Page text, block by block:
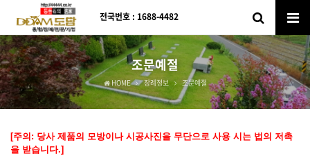
전국번호 : 1688-4482
조문예절
HOME 장례정보 조문예절
[주의: 당사 제품의 모방이나 시공사진을 무단으로 사용 시는 법의 저촉
을 받습니다.]